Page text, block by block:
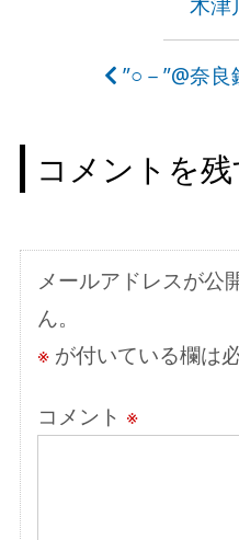
ゲ
ー
ョ
ン
”○－”@奈
コメントを残
メールアドレスが公
ん。
※が付いている欄は
コメント ※